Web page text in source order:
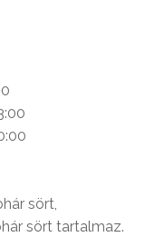
sört,
sört tartalmaz.